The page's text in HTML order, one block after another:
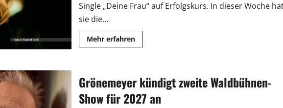
Single „Deine Frau“ auf Erfolgskurs. In dieser Woche
sie die...
Mehr erfahrenMehr
Informationen
1
der
„ARD
Schlagerhitparade“
Grönemeyer kündigt zweite Waldbühnen-
Show für 2027 an